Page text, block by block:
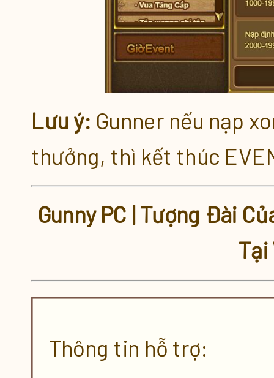
Lưu ý: Gunner nếu nạp
thưởng, thì kết thúc
Gunny PC | Tượng Đài
Thông tin hỗ trợ: